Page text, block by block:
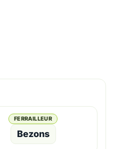
FERRAILLEUR
Bezons